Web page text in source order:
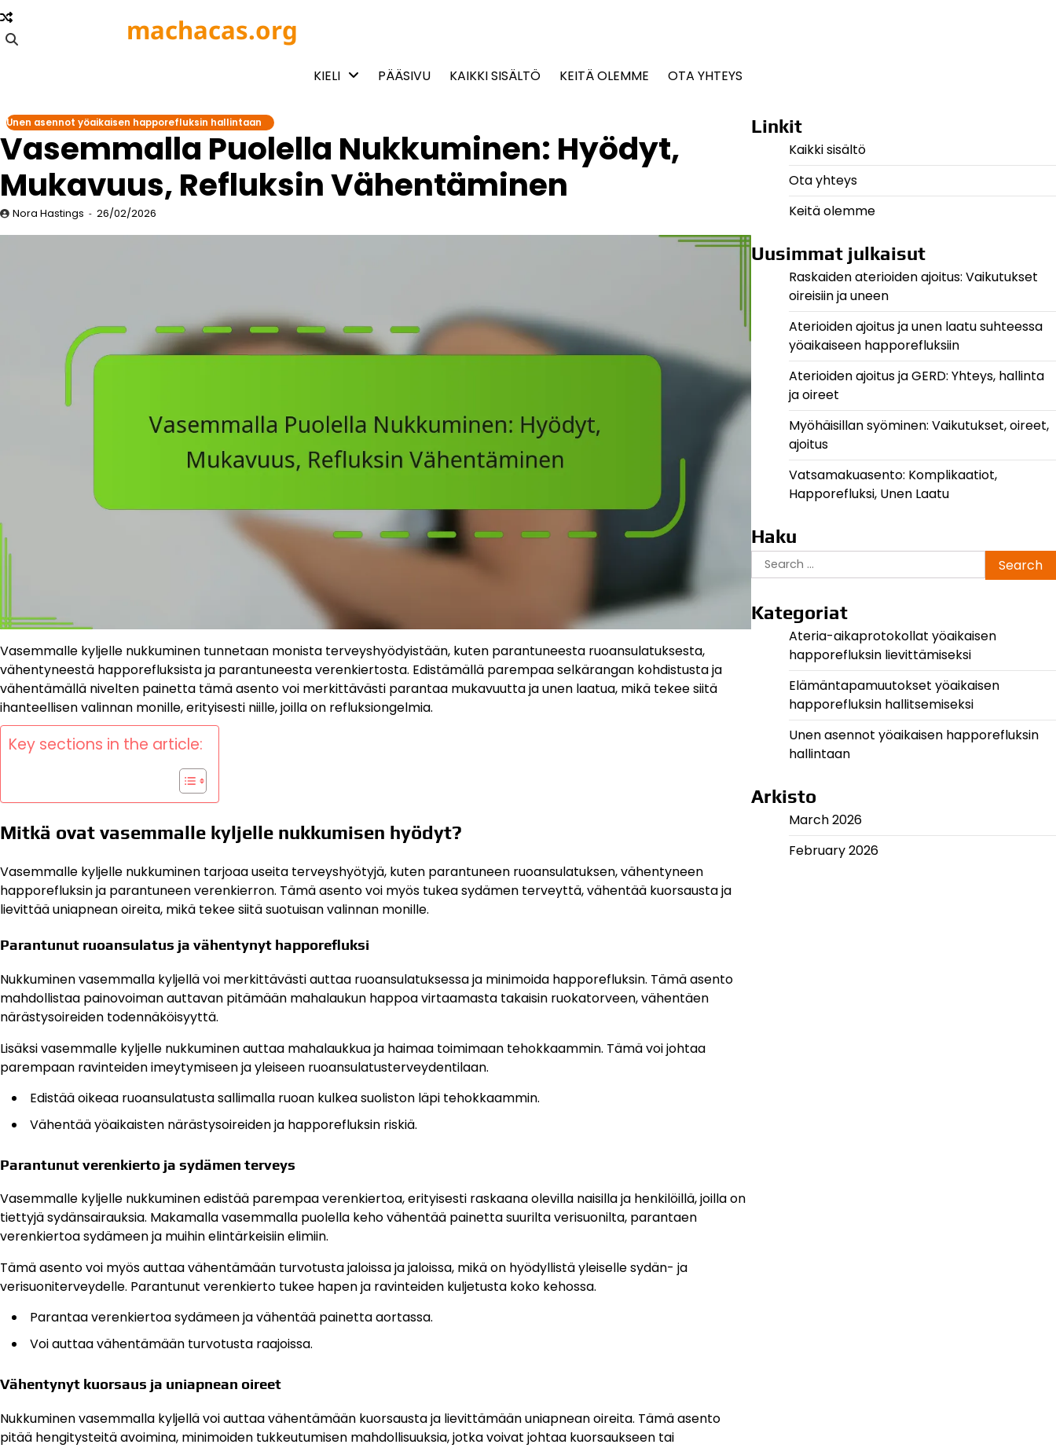
Skip
to
content
machacas.org
KIELI PÄÄSIVU KAIKKI SISÄLTÖ KEITÄ OLEMME OTA YHTEYS
Unen asennot yöaikaisen happorefluksin hallintaan
Vasemmalla Puolella Nukkuminen: Hyödyt,
Mukavuus, Refluksin Vähentäminen
Nora Hastings 26/02/2026
Vasemmalle kyljelle nukkuminen tunnetaan monista terveyshyödyistään, kuten parantuneesta ruoansulatuksesta,
vähentyneestä happorefluksista ja parantuneesta verenkiertosta. Edistämällä parempaa selkärangan kohdistusta ja
vähentämällä nivelten painetta tämä asento voi merkittävästi parantaa mukavuutta ja unen laatua, mikä tekee siitä
ihanteellisen valinnan monille, erityisesti niille, joilla on refluksiongelmia.
Key sections in the article:
Mitkä ovat vasemmalle kyljelle nukkumisen hyödyt?
Vasemmalle kyljelle nukkuminen tarjoaa useita terveyshyötyjä, kuten parantuneen ruoansulatuksen, vähentyneen
happorefluksin ja parantuneen verenkierron. Tämä asento voi myös tukea sydämen terveyttä, vähentää kuorsausta ja
lievittää uniapnean oireita, mikä tekee siitä suotuisan valinnan monille.
Parantunut ruoansulatus ja vähentynyt happorefluksi
Nukkuminen vasemmalla kyljellä voi merkittävästi auttaa ruoansulatuksessa ja minimoida happorefluksin. Tämä asento
mahdollistaa painovoiman auttavan pitämään mahalaukun happoa virtaamasta takaisin ruokatorveen, vähentäen
närästysoireiden todennäköisyyttä.
Lisäksi vasemmalle kyljelle nukkuminen auttaa mahalaukkua ja haimaa toimimaan tehokkaammin. Tämä voi johtaa
parempaan ravinteiden imeytymiseen ja yleiseen ruoansulatusterveydentilaan.
Edistää oikeaa ruoansulatusta sallimalla ruoan kulkea suoliston läpi tehokkaammin.
Vähentää yöaikaisten närästysoireiden ja happorefluksin riskiä.
Parantunut verenkierto ja sydämen terveys
Vasemmalle kyljelle nukkuminen edistää parempaa verenkiertoa, erityisesti raskaana olevilla naisilla ja henkilöillä, joilla on
tiettyjä sydänsairauksia. Makamalla vasemmalla puolella keho vähentää painetta suurilta verisuonilta, parantaen
verenkiertoa sydämeen ja muihin elintärkeisiin elimiin.
Tämä asento voi myös auttaa vähentämään turvotusta jaloissa ja jaloissa, mikä on hyödyllistä yleiselle sydän- ja
verisuoniterveydelle. Parantunut verenkierto tukee hapen ja ravinteiden kuljetusta koko kehossa.
Parantaa verenkiertoa sydämeen ja vähentää painetta aortassa.
Voi auttaa vähentämään turvotusta raajoissa.
Vähentynyt kuorsaus ja uniapnean oireet
Nukkuminen vasemmalla kyljellä voi auttaa vähentämään kuorsausta ja lievittämään uniapnean oireita. Tämä asento
pitää hengitysteitä avoimina, minimoiden tukkeutumisen mahdollisuuksia, jotka voivat johtaa kuorsaukseen tai
Linkit
Kaikki sisältö
Ota yhteys
Keitä olemme
Uusimmat julkaisut
Raskaiden aterioiden ajoitus: Vaikutukset
oireisiin ja uneen
Aterioiden ajoitus ja unen laatu suhteessa
yöaikaiseen happorefluksiin
Aterioiden ajoitus ja GERD: Yhteys, hallinta
ja oireet
Myöhäisillan syöminen: Vaikutukset, oireet,
ajoitus
Vatsamakuasento: Komplikaatiot,
Happorefluksi, Unen Laatu
Haku
Search
for:
Kategoriat
Ateria-aikaprotokollat yöaikaisen
happorefluksin lievittämiseksi
Elämäntapamuutokset yöaikaisen
happorefluksin hallitsemiseksi
Unen asennot yöaikaisen happorefluksin
hallintaan
Arkisto
March 2026
February 2026